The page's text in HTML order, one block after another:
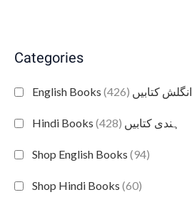
Categories
English Books انگلش کتابیں (426)
Hindi Books ہندی کتابیں (428)
Shop English Books (94)
Shop Hindi Books (60)